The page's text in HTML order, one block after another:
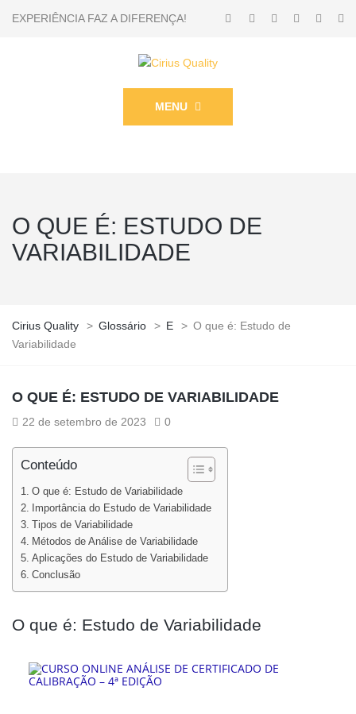
EXPERIÊNCIA FAZ A DIFERENÇA!
MENU
O QUE É: ESTUDO DE
VARIABILIDADE
Cirius Quality > Glossário > E > O que é: Estudo de
Variabilidade
O QUE É: ESTUDO DE VARIABILIDADE
22 de setembro de 2023 0
Conteúdo
O que é: Estudo de Variabilidade
Importância do Estudo de Variabilidade
Tipos de Variabilidade
Métodos de Análise de Variabilidade
Aplicações do Estudo de Variabilidade
Conclusão
O que é: Estudo de Variabilidade